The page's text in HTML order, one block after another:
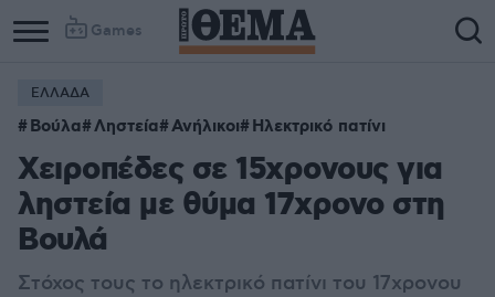
Games
ΕΛΛΑΔΑ
Βούλα Ληστεία Ανήλικοι Ηλεκτρικό πατίνι
Χειροπέδες σε 15χρονους για
ληστεία με θύμα 17χρονο στη
Βουλά
Στόχος τους το ηλεκτρικό πατίνι του 17χρονου